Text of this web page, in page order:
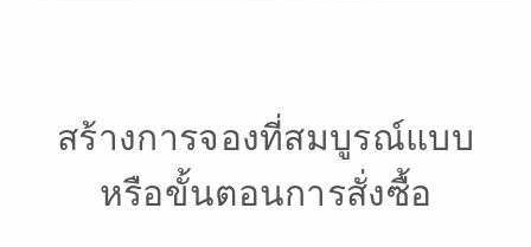
สร้างการจองที่สมบูรณ์แบบ
หรือขั้นตอนการสั่งซื้อ